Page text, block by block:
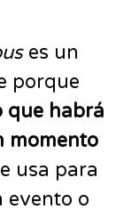
es un
porque
que habrá
momento
usa para
evento o